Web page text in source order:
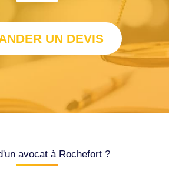
UN DEVIS
avocat à Rochefort ?